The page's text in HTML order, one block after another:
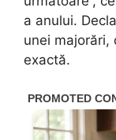
a anului.
unei
exactă.